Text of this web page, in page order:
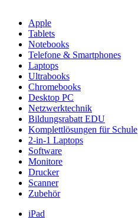
Apple
Tablets
Notebooks
Telefone & Smartphones
Laptops
Ultrabooks
Chromebooks
Desktop PC
Netzwerktechnik
Bildungsrabatt EDU
Komplettlösungen für Schule
2-in-1 Laptops
Software
Monitore
Drucker
Scanner
Zubehör
iPad